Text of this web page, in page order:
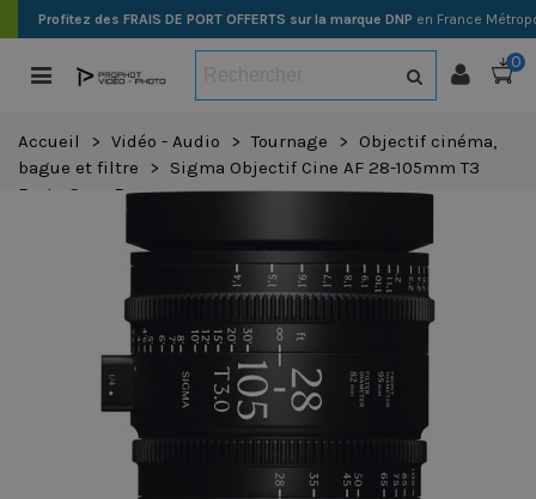
Profitez des FRAIS DE PORT OFFERTS sur la marque DNP en France
0
Accueil > Vidéo - Audio > Tournage >
Objectif cinéma,
bague et filtre
>
Sigma Objectif Cine AF 28-105mm T3
Feet - Sony E